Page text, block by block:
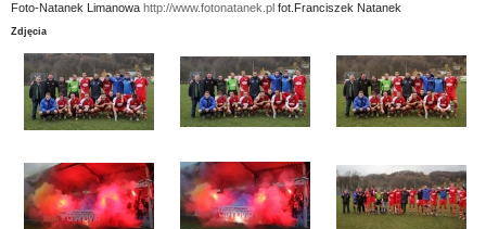
Foto-Natanek Limanowa http://www.fotonatanek.pl fot.Franciszek Natanek
Zdjęcia